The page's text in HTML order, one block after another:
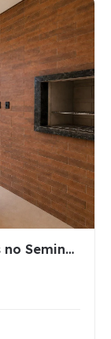
Apartamento 1 suíte + 2 quartos no Seminário em Chapecó com …